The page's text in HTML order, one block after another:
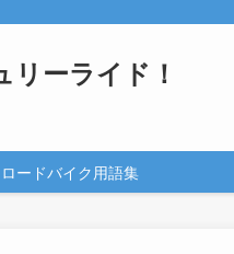
ーライド！
ロードバイク用語集